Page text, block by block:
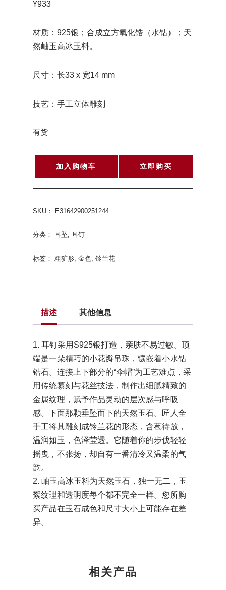
¥933
材质：925银；合成立方氧化锆（水钻）；天
然岫玉高冰玉料。
尺寸：长33 x 宽14 mm
技艺：手工立体雕刻
有货
加入购物车 立即购买
SKU： E31642900251244
分类： 耳坠, 耳钉
标签： 粗犷形, 金色, 铃兰花
描述 其他信息
1. 耳钉采用S925银打造，亲肤不易过敏。顶
端是一朵精巧的小花瓣吊珠，镶嵌着小水钻
锆石。连接上下部分的“伞帽”为工艺难点，采
用传统纂刻与花丝技法，制作出细腻精致的
金属纹理，赋予作品灵动的层次感与呼吸
感。下面那颗垂坠而下的天然玉石。匠人全
手工将其雕刻成铃兰花的形态，含苞待放，
温润如玉，色泽莹透。它随着你的步伐轻轻
摇曳，不张扬，却自有一番清冷又温柔的气
韵。
2. 岫玉高冰玉料为天然玉石，独一无二，玉
絮纹理和透明度每个都不完全一样。您所购
买产品在玉石成色和尺寸大小上可能存在差
异。
相关产品